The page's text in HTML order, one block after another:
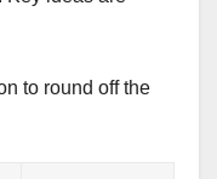
to round off the